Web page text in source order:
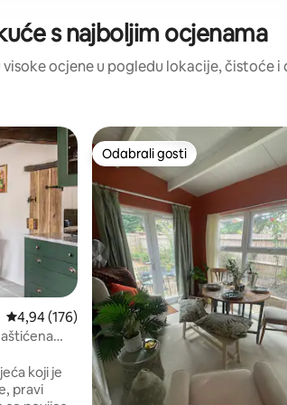
s najboljim ocjenama
visoke ocjene u pogledu lokacije, čistoće
Prosječna ocjena: 4,94/5, recenzija: 176
4,94 (176)
koji je
pravi
Odabrali gosti
Odabrali gosti